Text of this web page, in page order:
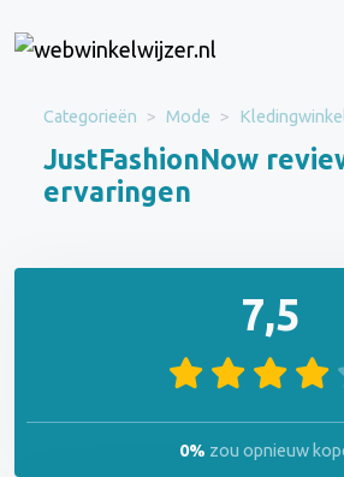
Categorieën Mode
JustFashionNow
ervaringen
7,5
0% zou opnieuw